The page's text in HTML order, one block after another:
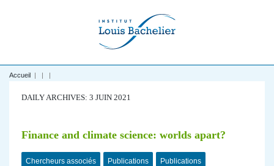
Accueil | | |
DAILY ARCHIVES: 3 JUIN 2021
Finance and climate science: worlds apart?
Chercheurs associés Publications Publications